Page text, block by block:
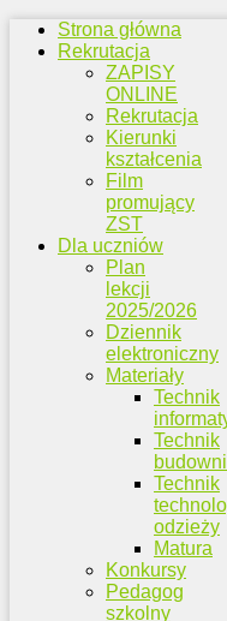
Strona główna
Rekrutacja
ZAPISY
ONLINE
Rekrutacja
Kierunki
kształcenia
Film
promujący
ZST
Dla uczniów
Plan
lekcji
2025/2026
Dziennik
elektroniczny
Materiały
Technik
Technik
Technik
odzieży
Matura
Konkursy
Pedagog
szkolny